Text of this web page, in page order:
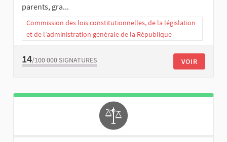
parents, gra...
Commission des lois constitutionnelles, de la législation
et de l’administration générale de la République
14/100 000 SIGNATURES VOIR